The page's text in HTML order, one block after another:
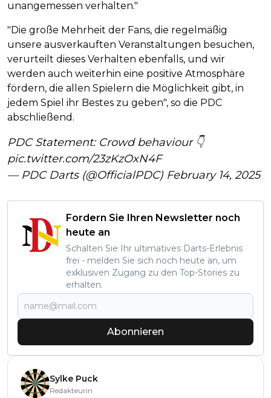
unangemessen verhalten."
"Die große Mehrheit der Fans, die regelmäßig
unsere ausverkauften Veranstaltungen besuchen,
verurteilt dieses Verhalten ebenfalls, und wir
werden auch weiterhin eine positive Atmosphäre
fördern, die allen Spielern die Möglichkeit gibt, in
jedem Spiel ihr Bestes zu geben", so die PDC
abschließend.
PDC Statement: Crowd behaviour 👇
pic.twitter.com/23zKzOxN4F
— PDC Darts (@OfficialPDC) February 14, 2025
Fordern Sie Ihren Newsletter noch
heute an
Schalten Sie Ihr ultimatives Darts-Erlebnis
frei - melden Sie sich noch heute an, um
exklusiven Zugang zu den Top-Stories zu
erhalten.
Abonnieren
Sylke Puck
Redakteurin